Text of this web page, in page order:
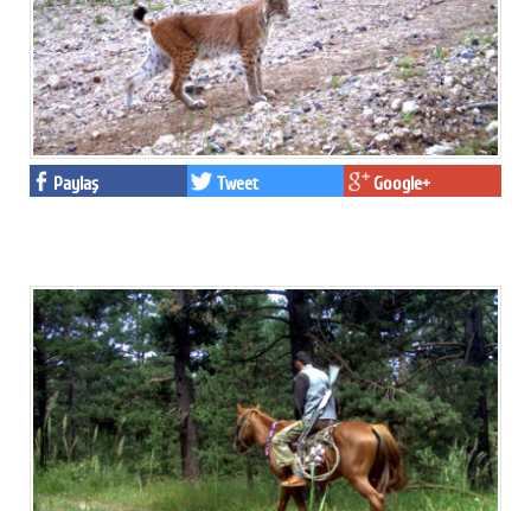
Paylaş Tweet Google+